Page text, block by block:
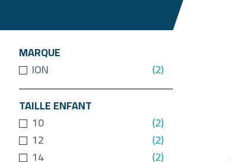
MARQUE
ION
(2)
TAILLE ENFANT
10
(2)
12
(2)
14
(2)